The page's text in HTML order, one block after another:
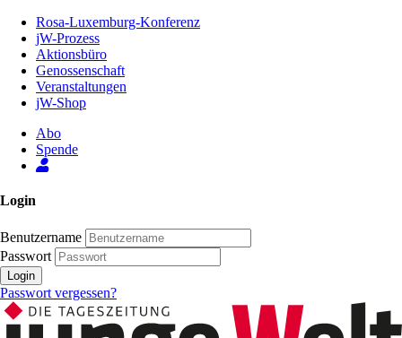
Inhalt
Seite
Rosa-Luxemburg-Konferenz
jW-Prozess
Aktionsbüro
Genossenschaft
Veranstaltungen
jW-Shop
Abo
Spende
Login
Benutzername
Passwort
Login
Passwort vergessen?